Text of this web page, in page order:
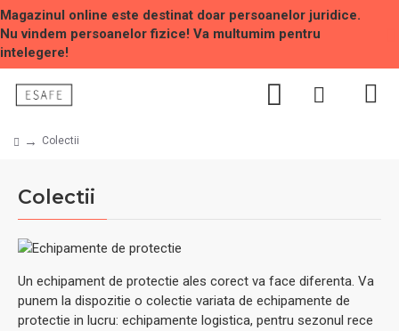
Magazinul online este destinat doar persoanelor juridice.
Nu vindem persoanelor fizice! Va multumim pentru
intelegere!
Colectii
Colectii
Un echipament de protectie ales corect va face diferenta. Va
punem la dispozitie o colectie variata de echipamente de
protectie in lucru: echipamente logistica, pentru sezonul rece